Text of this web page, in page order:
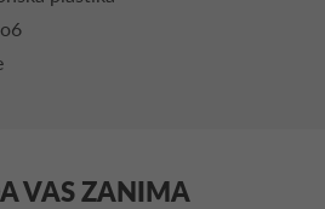
VAS ZANIMA